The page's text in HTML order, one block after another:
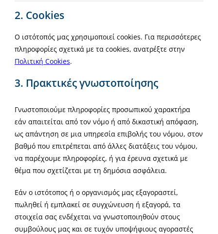
2. Cookies
Ο ιστότοπός μας χρησιμοποιεί cookies. Για περισσότερες
πληροφορίες σχετικά με τα cookies, ανατρέξτε στην
Πολιτική Cookies.
3. Πρακτικές γνωστοποίησης
Γνωστοποιούμε πληροφορίες προσωπικού χαρακτήρα
εάν απαιτείται από τον νόμο ή από δικαστική απόφαση,
ως απάντηση σε μια υπηρεσία επιβολής του νόμου, στον
βαθμό που επιτρέπεται από άλλες διατάξεις του νόμου,
να παρέχουμε πληροφορίες, ή για έρευνα σχετικά με
θέμα που σχετίζεται με τη δημόσια ασφάλεια.
Εάν ο ιστότοπος ή ο οργανισμός μας εξαγοραστεί,
πωληθεί ή εμπλακεί σε συγχώνευση ή εξαγορά, τα
στοιχεία σας ενδέχεται να γνωστοποιηθούν στους
συμβούλους μας και σε τυχόν υποψήφιους αγοραστές